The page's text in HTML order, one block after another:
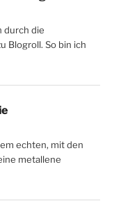
durch die
Blogroll. So bin ich
echten, mit den
metallene